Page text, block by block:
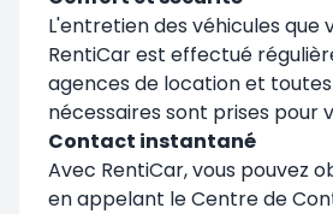
L'entretien des véhicules que
RentiCar est effectué
agences de location et
nécessaires sont prises pour
Contact instantané
Avec RentiCar, vous pouvez
en appelant le Centre de